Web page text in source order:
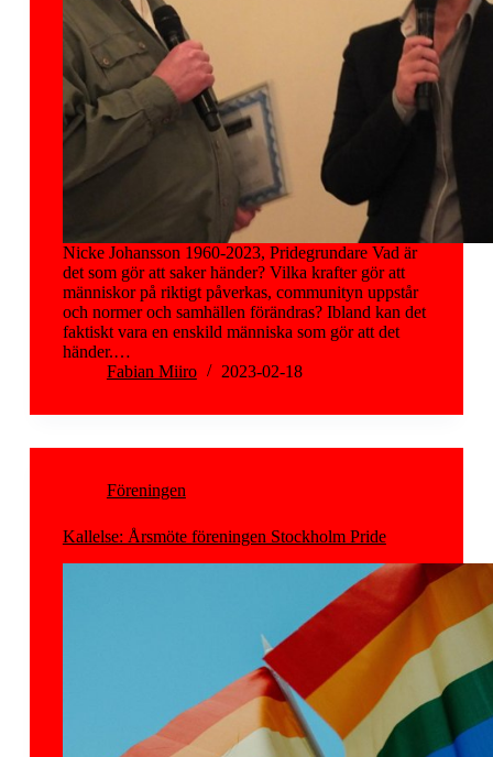
Nicke Johansson 1960-2023, Pridegrundare Vad är
det som gör att saker händer? Vilka krafter gör att
människor på riktigt påverkas, communityn uppstår
och normer och samhällen förändras? Ibland kan det
faktiskt vara en enskild människa som gör att det
händer.…
Fabian Miiro
2023-02-18
Föreningen
Kallelse: Årsmöte föreningen Stockholm Pride